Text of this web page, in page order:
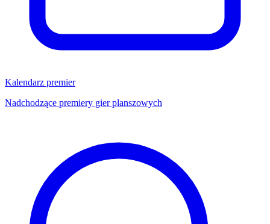
Kalendarz premier
Nadchodzące premiery gier planszowych